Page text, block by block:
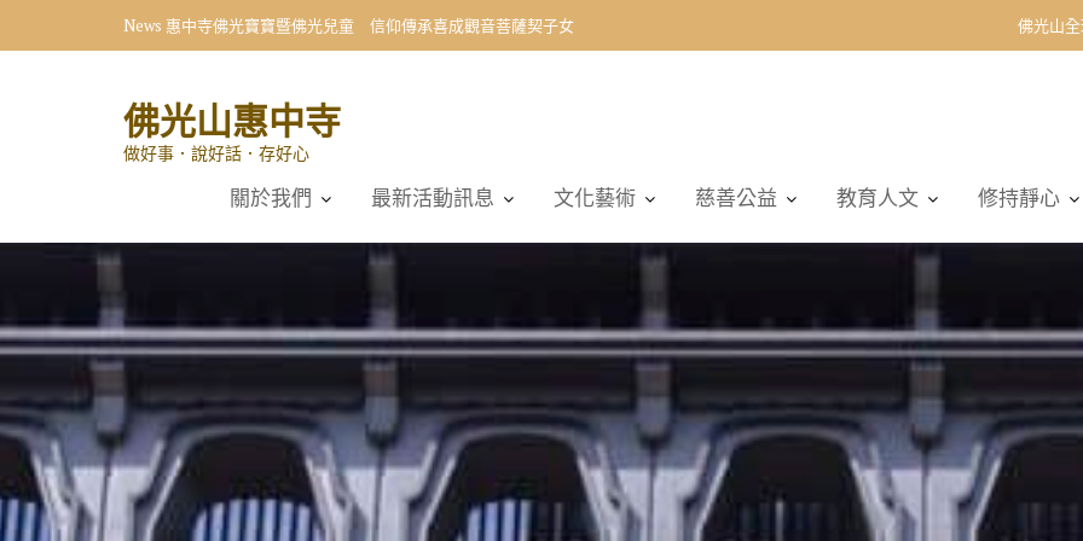
News 向星雲大師學習 小學生首創〈十修歌〉藝術展 佛光山
佛光山惠中寺
做好事．說好話．存好心
關於我們 最新活動訊息 文化藝術 慈善公益 教育人文 修持靜心